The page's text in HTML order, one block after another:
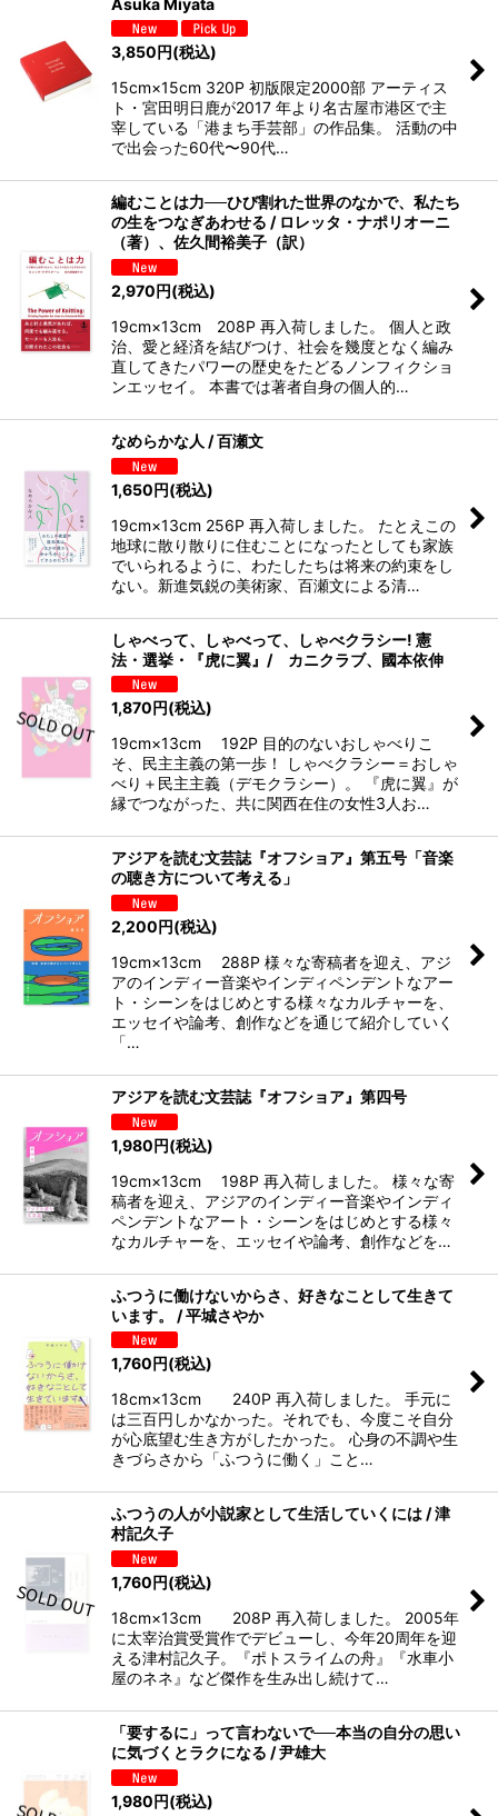
3,850円(税込)
15cm×15cm 320P 初版限定2000部 アーティス
ト・宮田明日鹿が2017 年より名古屋市港区で主
宰している「港まち手芸部」の作品集。 活動の中
で出会った60代〜90代…
編むことは力──ひび割れた世界のなかで、私たち
の生をつなぎあわせる / ロレッタ・ナポリオーニ
（著）、佐久間裕美子（訳）
2,970円(税込)
19cm×13cm 208P 再入荷しました。 個人と政
治、愛と経済を結びつけ、社会を幾度となく編み
直してきたパワーの歴史をたどるノンフィクショ
ンエッセイ。 本書では著者自身の個人的…
なめらかな人 / 百瀬文
1,650円(税込)
19cm×13cm 256P 再入荷しました。 たとえこの
地球に散り散りに住むことになったとしても家族
でいられるように、わたしたちは将来の約束をし
ない。新進気鋭の美術家、百瀬文による清…
しゃべって、しゃべって、しゃべクラシー! 憲
法・選挙・『虎に翼』/ カニクラブ、國本依伸
1,870円(税込)
19cm×13cm 192P 目的のないおしゃべりこ
そ、民主主義の第一歩！ しゃべクラシー＝おしゃ
べり＋民主主義（デモクラシー）。 『虎に翼』が
縁でつながった、共に関西在住の女性3人お…
アジアを読む文芸誌『オフショア』第五号「音楽
の聴き方について考える」
2,200円(税込)
19cm×13cm 288P 様々な寄稿者を迎え、アジ
アのインディー音楽やインディペンデントなアー
ト・シーンをはじめとする様々なカルチャーを、
エッセイや論考、創作などを通じて紹介していく
「…
アジアを読む文芸誌『オフショア』第四号
1,980円(税込)
19cm×13cm 198P 再入荷しました。 様々な寄
稿者を迎え、アジアのインディー音楽やインディ
ペンデントなアート・シーンをはじめとする様々
なカルチャーを、エッセイや論考、創作などを…
ふつうに働けないからさ、好きなことして生きて
います。 / 平城さやか
1,760円(税込)
18cm×13cm 240P 再入荷しました。 手元に
は三百円しかなかった。それでも、今度こそ自分
が心底望む生き方がしたかった。 心身の不調や生
きづらさから「ふつうに働く」こと…
ふつうの人が小説家として生活していくには / 津
村記久子
1,760円(税込)
18cm×13cm 208P 再入荷しました。 2005年
に太宰治賞受賞作でデビューし、今年20周年を迎
える津村記久子。『ポトスライムの舟』『水車小
屋のネネ』など傑作を生み出し続けて…
「要するに」って言わないで──本当の自分の思い
に気づくとラクになる / 尹雄大
1,980円(税込)